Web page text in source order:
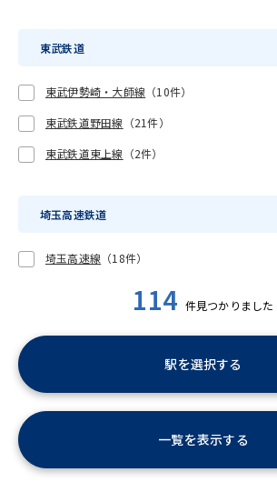
東武鉄道
東武伊勢崎・大師線 （10件）
東武鉄道野田線 （21件）
東武鉄道東上線 （2件）
埼玉高速鉄道
埼玉高速線 （18件）
114 件見つかりました
駅を選択する
一覧を表示する